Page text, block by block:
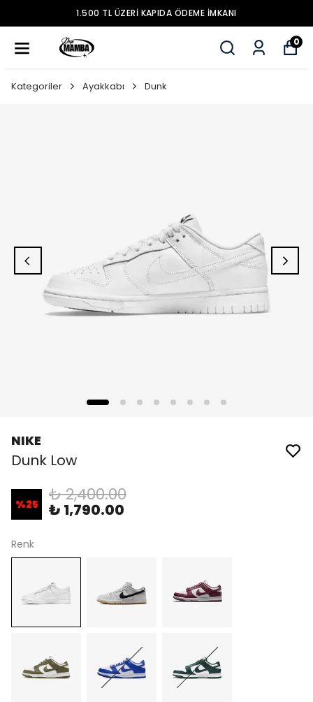
1.500 TL ÜZERİ KAPIDA ÖDEME İMKANI
0
Kategoriler Ayakkabı Dunk
NIKE
Dunk Low
%25 ₺ 2,400.00
₺ 1,790.00
Renk